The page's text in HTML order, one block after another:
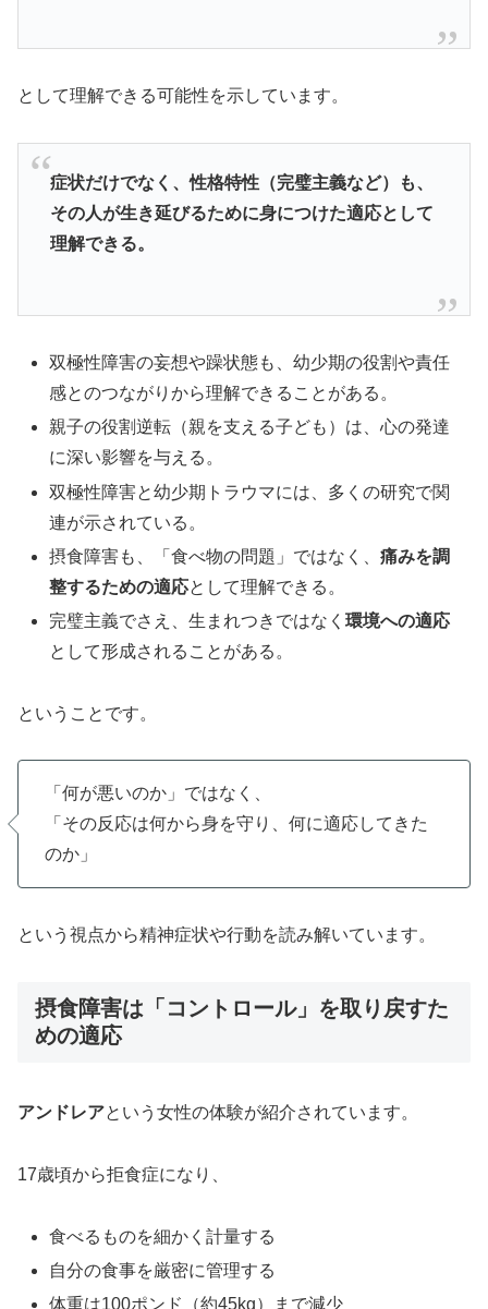
として理解できる可能性を示しています。
症状だけでなく、性格特性（完璧主義など）も、
その人が生き延びるために身につけた適応として
理解できる。
双極性障害の妄想や躁状態も、幼少期の役割や責任
感とのつながりから理解できることがある。
親子の役割逆転（親を支える子ども）は、心の発達
に深い影響を与える。
双極性障害と幼少期トラウマには、多くの研究で関
連が示されている。
摂食障害も、「食べ物の問題」ではなく、痛みを調
整するための適応として理解できる。
完璧主義でさえ、生まれつきではなく環境への適応
として形成されることがある。
ということです。
「何が悪いのか」ではなく、
「その反応は何から身を守り、何に適応してきた
のか」
という視点から精神症状や行動を読み解いています。
摂食障害は「コントロール」を取り戻すた
めの適応
アンドレアという女性の体験が紹介されています。
17歳頃から拒食症になり、
食べるものを細かく計量する
自分の食事を厳密に管理する
体重は100ポンド（約45kg）まで減少